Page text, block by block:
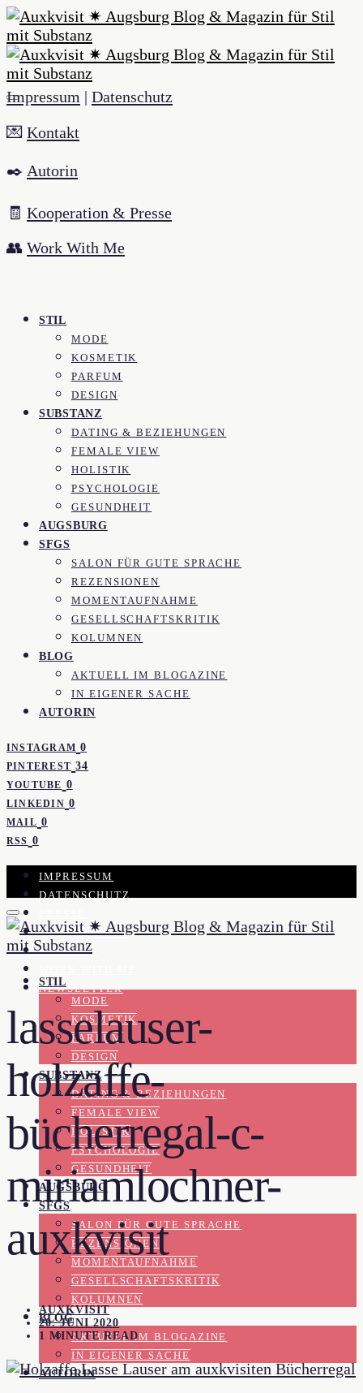
Impressum | Datenschutz
💌 Kontakt
✒️ Autorin
🧾 Kooperation & Presse
👥 Work With Me
STIL
MODE
KOSMETIK
PARFUM
DESIGN
SUBSTANZ
DATING & BEZIEHUNGEN
FEMALE VIEW
HOLISTIK
PSYCHOLOGIE
GESUNDHEIT
AUGSBURG
SFGS
SALON FÜR GUTE SPRACHE
REZENSIONEN
MOMENTAUFNAHME
GESELLSCHAFTSKRITIK
KOLUMNEN
BLOG
AKTUELL IM BLOGAZINE
IN EIGENER SACHE
AUTORIN
INSTAGRAM 0
PINTEREST 34
YOUTUBE 0
LINKEDIN 0
MAIL 0
RSS 0
IMPRESSUM
DATENSCHUTZ
KOOPERATION
KONTAKT
NEWSLETTER
STIL
MODE
KOSMETIK
PARFUM
DESIGN
SUBSTANZ
DATING & BEZIEHUNGEN
FEMALE VIEW
HOLISTIK
PSYCHOLOGIE
GESUNDHEIT
AUGSBURG
SFGS
SALON FÜR GUTE SPRACHE
REZENSIONEN
MOMENTAUFNAHME
GESELLSCHAFTSKRITIK
KOLUMNEN
BLOG
AKTUELL IM BLOGAZINE
IN EIGENER SACHE
AUTORIN
lasselauser-
holzaffe-
bücherregal-c-
miriamlochner-
auxkvisit
AUXKVISIT
20. JUNI 2020
1 MINUTE READ